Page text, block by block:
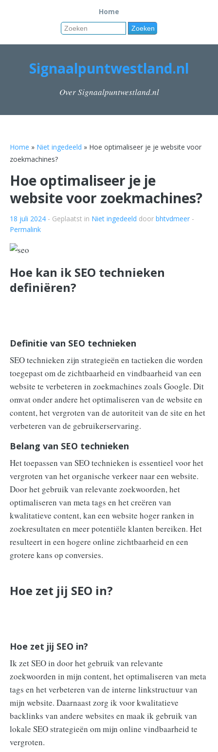
Home
Signaalpuntwestland.nl
Over Signaalpuntwestland.nl
Home » Niet ingedeeld » Hoe optimaliseer je je website voor
zoekmachines?
Hoe optimaliseer je je
website voor zoekmachines?
18 juli 2024 - Geplaatst in Niet ingedeeld door bhtvdmeer -
Permalink
Hoe kan ik SEO technieken
definiëren?
Definitie van SEO technieken
SEO technieken zijn strategieën en tactieken die worden
toegepast om de zichtbaarheid en vindbaarheid van een
website te verbeteren in zoekmachines zoals Google. Dit
omvat onder andere het optimaliseren van de website en
content, het vergroten van de autoriteit van de site en het
verbeteren van de gebruikerservaring.
Belang van SEO technieken
Het toepassen van SEO technieken is essentieel voor het
vergroten van het organische verkeer naar een website.
Door het gebruik van relevante zoekwoorden, het
optimaliseren van meta tags en het creëren van
kwalitatieve content, kan een website hoger ranken in
zoekresultaten en meer potentiële klanten bereiken. Het
resulteert in een hogere online zichtbaarheid en een
grotere kans op conversies.
Hoe zet jij SEO in?
Hoe zet jij SEO in?
Ik zet SEO in door het gebruik van relevante
zoekwoorden in mijn content, het optimaliseren van meta
tags en het verbeteren van de interne linkstructuur van
mijn website. Daarnaast zorg ik voor kwalitatieve
backlinks van andere websites en maak ik gebruik van
lokale SEO strategieën om mijn online vindbaarheid te
vergroten.